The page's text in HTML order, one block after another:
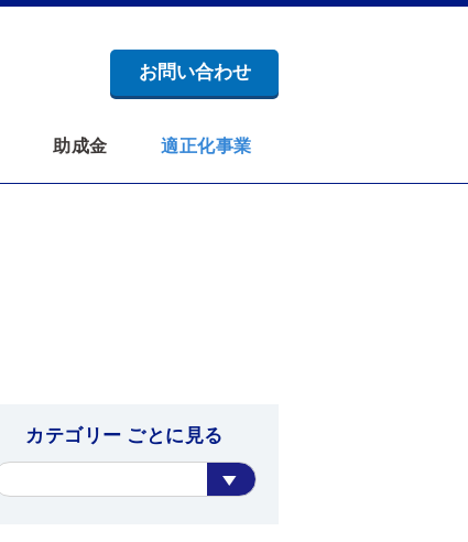
お問い合わせ
助成金 適正化事業
カテゴリー ごとに見る